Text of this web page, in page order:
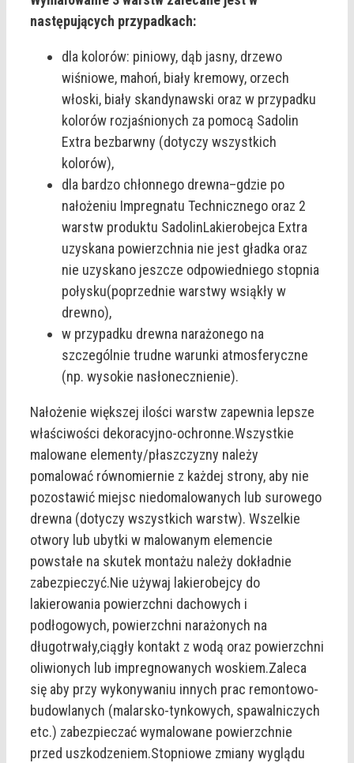
następujących przypadkach:
dla kolorów: piniowy, dąb jasny, drzewo
wiśniowe, mahoń, biały kremowy, orzech
włoski, biały skandynawski oraz w przypadku
kolorów rozjaśnionych za pomocą Sadolin
Extra bezbarwny (dotyczy wszystkich
kolorów),
dla bardzo chłonnego drewna–gdzie po
nałożeniu Impregnatu Technicznego oraz 2
warstw produktu SadolinLakierobejca Extra
uzyskana powierzchnia nie jest gładka oraz
nie uzyskano jeszcze odpowiedniego stopnia
połysku(poprzednie warstwy wsiąkły w
drewno),
w przypadku drewna narażonego na
szczególnie trudne warunki atmosferyczne
(np. wysokie nasłonecznienie).
Nałożenie większej ilości warstw zapewnia lepsze
właściwości dekoracyjno-ochronne.Wszystkie
malowane elementy/płaszczyzny należy
pomalować równomiernie z każdej strony, aby nie
pozostawić miejsc niedomalowanych lub surowego
drewna (dotyczy wszystkich warstw). Wszelkie
otwory lub ubytki w malowanym elemencie
powstałe na skutek montażu należy dokładnie
zabezpieczyć.Nie używaj lakierobejcy do
lakierowania powierzchni dachowych i
podłogowych, powierzchni narażonych na
długotrwały,ciągły kontakt z wodą oraz powierzchni
oliwionych lub impregnowanych woskiem.Zaleca
się aby przy wykonywaniu innych prac remontowo-
budowlanych (malarsko-tynkowych, spawalniczych
etc.) zabezpieczać wymalowane powierzchnie
przed uszkodzeniem.Stopniowe zmiany wyglądu